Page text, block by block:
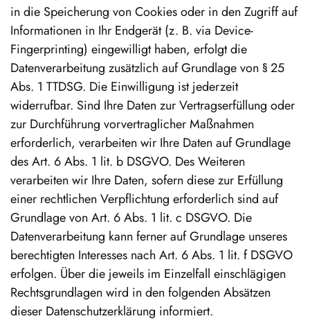
in die Speicherung von Cookies oder in den Zugriff auf
Informationen in Ihr Endgerät (z. B. via Device-
Fingerprinting) eingewilligt haben, erfolgt die
Datenverarbeitung zusätzlich auf Grundlage von § 25
Abs. 1 TTDSG. Die Einwilligung ist jederzeit
widerrufbar. Sind Ihre Daten zur Vertragserfüllung oder
zur Durchführung vorvertraglicher Maßnahmen
erforderlich, verarbeiten wir Ihre Daten auf Grundlage
des Art. 6 Abs. 1 lit. b DSGVO. Des Weiteren
verarbeiten wir Ihre Daten, sofern diese zur Erfüllung
einer rechtlichen Verpflichtung erforderlich sind auf
Grundlage von Art. 6 Abs. 1 lit. c DSGVO. Die
Datenverarbeitung kann ferner auf Grundlage unseres
berechtigten Interesses nach Art. 6 Abs. 1 lit. f DSGVO
erfolgen. Über die jeweils im Einzelfall einschlägigen
Rechtsgrundlagen wird in den folgenden Absätzen
dieser Datenschutzerklärung informiert.